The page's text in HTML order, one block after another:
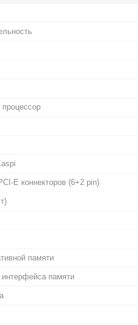
процессор
E коннекторов (6+2 pin)
памяти
интерфейса памяти